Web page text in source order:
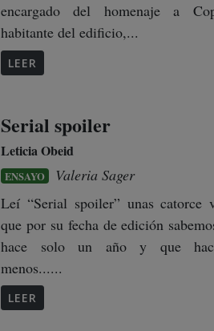
encargado del homenaje a
habitante del edificio,...
LEER
Serial spoiler
Leticia Obeid
ENSAYO
Valeria Sager
Leí “Serial spoiler” unas catorce
que por su fecha de edición
hace solo un año y que
menos......
LEER